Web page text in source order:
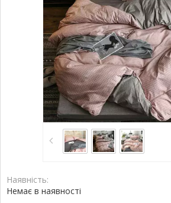
Наявність:
Немає в наявності